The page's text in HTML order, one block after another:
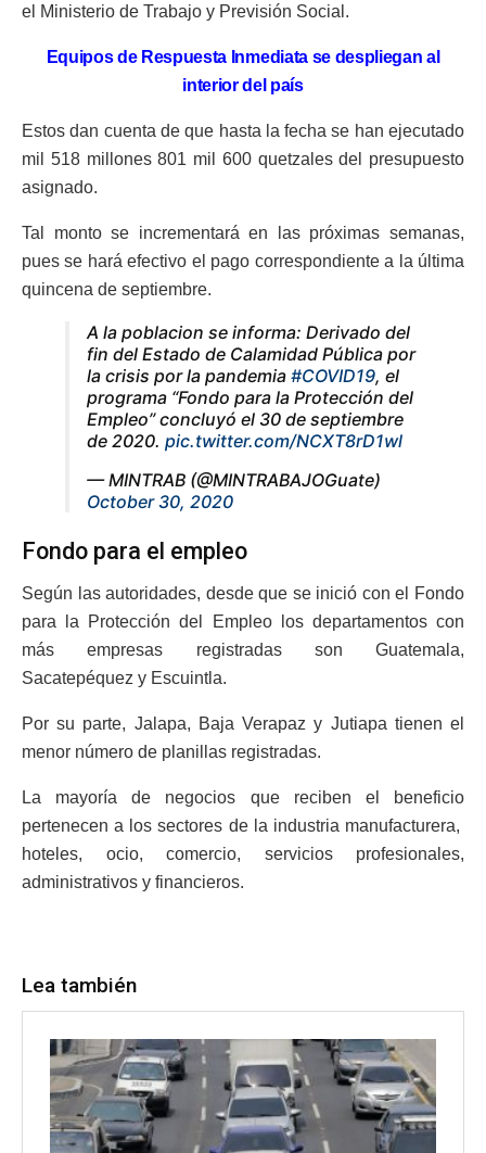
el Ministerio de Trabajo y Previsión Social.
Equipos de Respuesta Inmediata se despliegan al
interior del país
Estos dan cuenta de que hasta la fecha se han ejecutado
mil 518 millones 801 mil 600 quetzales del presupuesto
asignado.
Tal monto se incrementará en las próximas semanas,
pues se hará efectivo el pago correspondiente a la última
quincena de septiembre.
A la poblacion se informa: Derivado del
fin del Estado de Calamidad Pública por
la crisis por la pandemia #COVID19, el
programa “Fondo para la Protección del
Empleo” concluyó el 30 de septiembre
de 2020. pic.twitter.com/NCXT8rD1wl
— MINTRAB (@MINTRABAJOGuate)
October 30, 2020
Fondo para el empleo
Según las autoridades, desde que se inició con el Fondo
para la Protección del Empleo los departamentos con
más empresas registradas son Guatemala,
Sacatepéquez y Escuintla.
Por su parte, Jalapa, Baja Verapaz y Jutiapa tienen el
menor número de planillas registradas.
La mayoría de negocios que reciben el beneficio
pertenecen a los sectores de la industria manufacturera,
hoteles, ocio, comercio, servicios profesionales,
administrativos y financieros.
Lea también